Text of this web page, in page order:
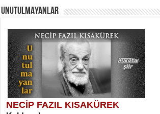
AHMET URFALI
Tahlil Denemesi...
Sibel Orhan
İki Kırık Boşluk...
UNUTULMAYANLAR
NECİP FAZIL KISAKÜREK